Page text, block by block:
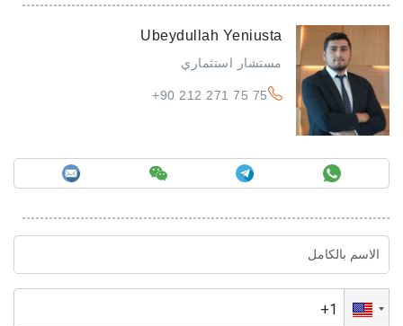
Ubeydullah Yeniusta
مستشار استثماري
+90 212 271 75 75